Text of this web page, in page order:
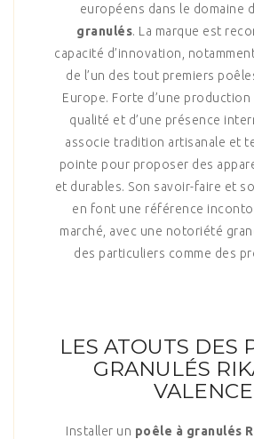
européens dans le domaine
granulés. La marque est
capacité d’innovation,
de l’un des tout premiers
Europe. Forte d’une
qualité et d’une présence
associe tradition artisanale et
pointe pour proposer des
et durables. Son savoir-faire et
en font une référence
marché, avec une notoriété
des particuliers comme des
LES ATOUTS DES
GRANULÉS
VALENCE
Installer un poêle à granulés